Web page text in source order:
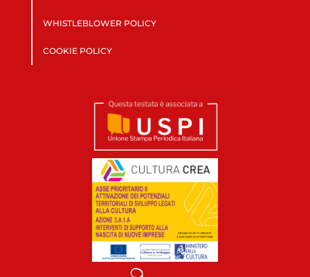
WHISTLEBLOWER POLICY
COOKIE POLICY